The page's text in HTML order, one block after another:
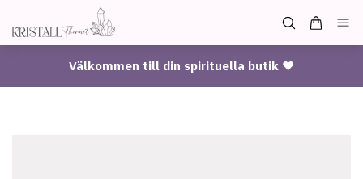
Välkommen till din spirituella butik ♥